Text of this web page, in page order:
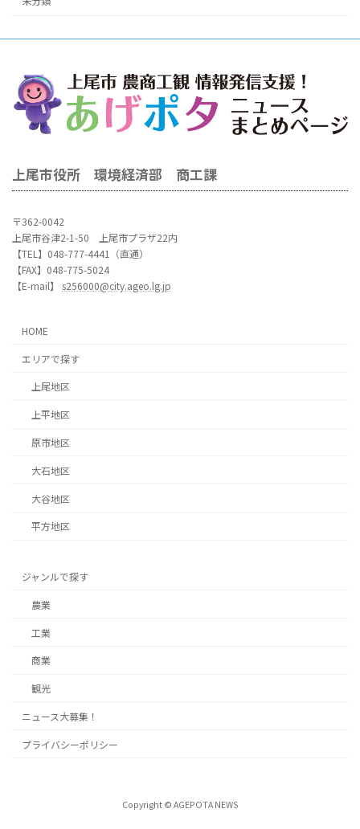
上尾市役所 環境経済部 商工課
〒362-0042
上尾市谷津2-1-50 上尾市プラザ22内
【TEL】048-777-4441（直通）
【FAX】048-775-5024
【E-mail】 s256000@city.ageo.lg.jp
HOME
エリアで探す
上尾地区
上平地区
原市地区
大石地区
大谷地区
平方地区
ジャンルで探す
農業
工業
商業
観光
ニュース大募集！
プライバシーポリシー
Copyright © AGEPOTA NEWS